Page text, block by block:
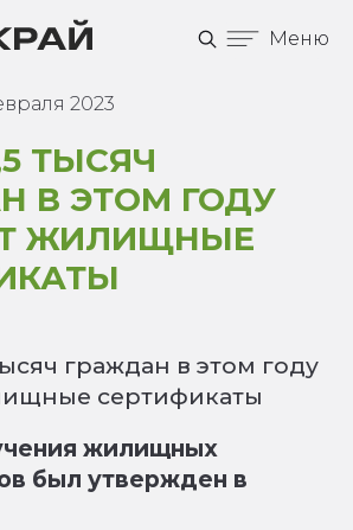
Меню
2023
ТЫСЯЧ
В ЭТОМ ГОДУ
ЖИЛИЩНЫЕ
жилищных
был утвержден в